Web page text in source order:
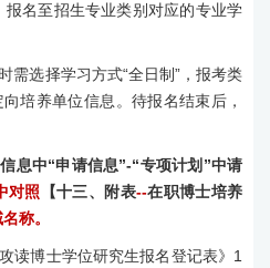
报名至招生专业类别对应的专业学
需选择学习方式“全日制”，报考类
向培养单位信息。待报名结束后，
息中“申请信息”-“专项计划 ”中请
对照 【十三、附表--在职博士培养
称。
读博士学位研究生报名登记表》 1